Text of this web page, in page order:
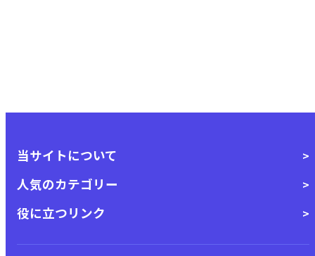
当サイトについて
人気のカテゴリー
役に立つリンク